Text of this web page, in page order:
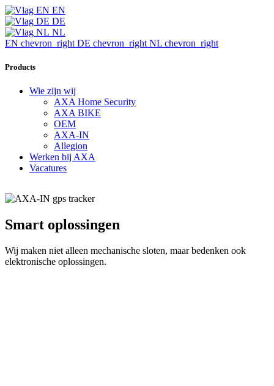
EN
DE
NL
EN chevron_right DE chevron_right NL chevron_right
Products
Wie zijn wij
AXA Home Security
AXA BIKE
OEM
AXA-IN
Allegion
Werken bij AXA
Vacatures
Smart oplossingen
Wij maken niet alleen mechanische sloten, maar bedenken ook
elektronische oplossingen.